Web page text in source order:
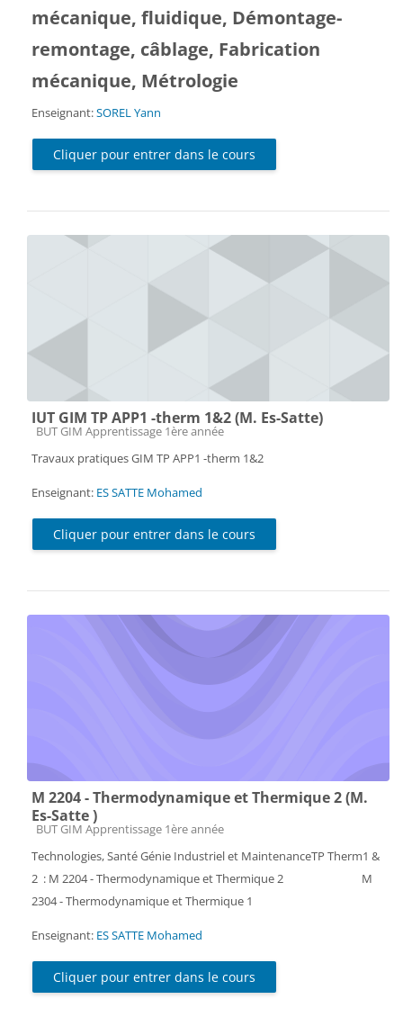
mécanique, fluidique, Démontage-
remontage, câblage, Fabrication
mécanique, Métrologie
Enseignant:SOREL Yann
Cliquer pour entrer dans le cours
IUT GIM TP APP1 -therm 1&2 (M. Es-Satte)
Catégorie de cours
BUT GIM Apprentissage 1ère année
Travaux pratiques GIM TP APP1 -therm 1&2
Enseignant: ES SATTE Mohamed
Cliquer pour entrer dans le cours
M 2204 - Thermodynamique et Thermique 2 (M.
Es-Satte )
Catégorie de cours
BUT GIM Apprentissage 1ère année
Technologies, Santé Génie Industriel et MaintenanceTP Therm1 &
2 : M 2204 - Thermodynamique et Thermique 2 M
2304 - Thermodynamique et Thermique 1
Enseignant: ES SATTE Mohamed
Cliquer pour entrer dans le cours